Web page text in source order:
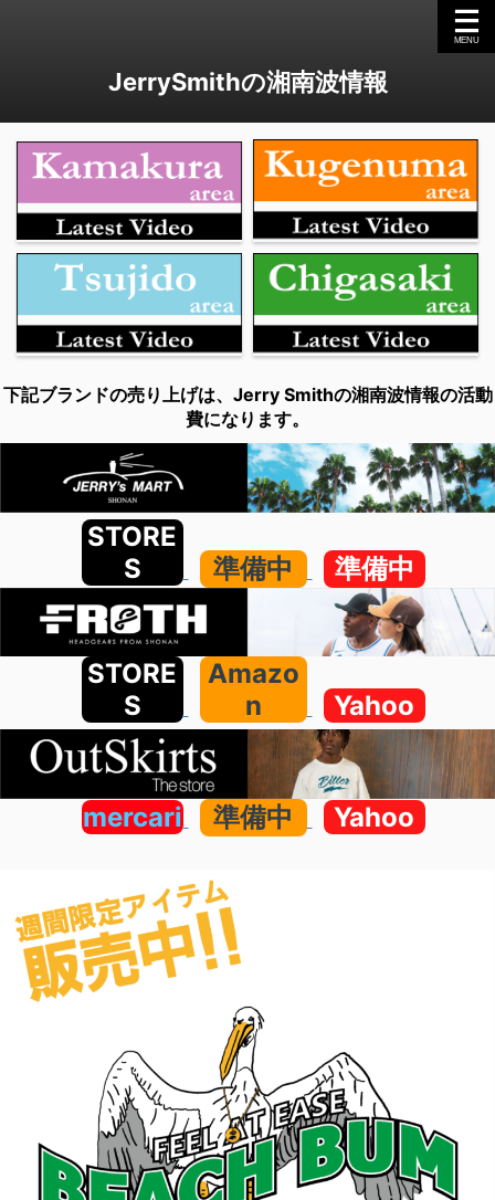
JerrySmithの湘南波情報
下記ブランドの売り上げは、Jerry Smithの湘南波情報の活動
費になります。
STORE
S
準備中 準備中
STORE
S
Amazo
n
Yahoo
mercari 準備中 Yahoo